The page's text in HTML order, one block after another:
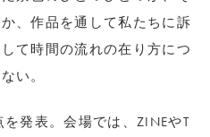
、作品を通して私たちに訴
て時間の流れの在り方につ
い。
発表。会場では、ZINEやT